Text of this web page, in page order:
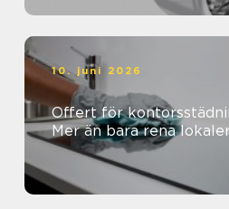
10. juni 2026
Offert för
Mer än bara rena